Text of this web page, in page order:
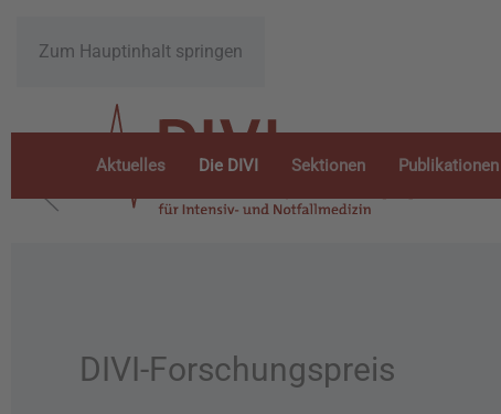
Zum Hauptinhalt springen
Aktuelles Die DIVI Sektionen Publikationen
DIVI-Forschungspreis